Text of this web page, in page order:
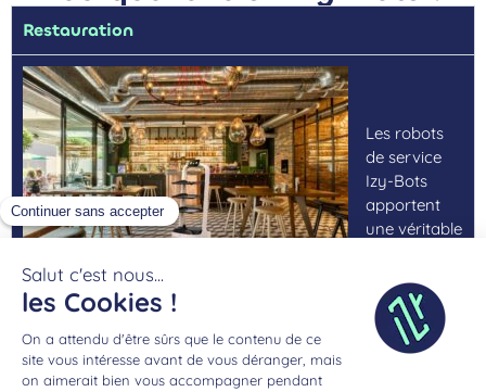
Restauration
Les robots
de service
Izy-Bots
apportent
une véritable
secteur de la restauration en optimisant la rapidité et
l’efficacité du service. En prenant en charge des tâches
commela livraison des plats, le débarrassage et le
nettoyage des espaces , le personnel peut se concentrer